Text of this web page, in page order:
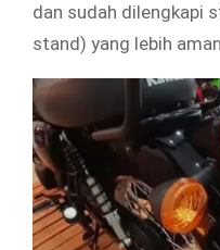
dan sudah dilengkapi
stand) yang lebih